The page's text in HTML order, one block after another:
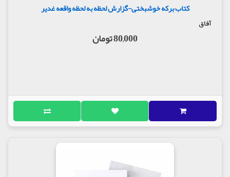
کتاب برکه خوشبختی-گزارش لحظه به لحظه واقعه غدیر
آفاق
80,000 تومان